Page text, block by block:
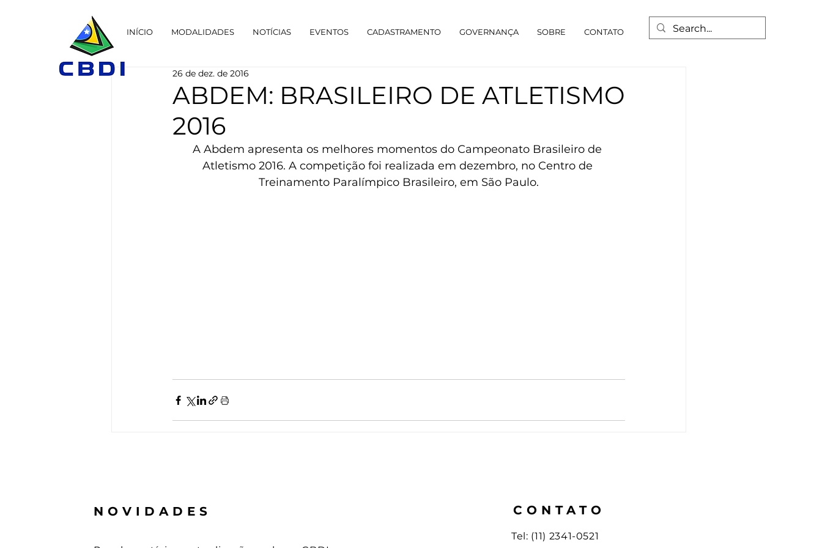
INÍCIO MODALIDADES NOTÍCIAS EVENTOS CADASTRAMENTO GOVERNANÇA SOBRE CONTATO
ABDEM: BRASILEIRO DE ATLETISMO
2016
26 de dez. de 2016
A Abdem apresenta os melhores momentos do Campeonato Brasileiro de
Atletismo 2016. A competição foi realizada em dezembro, no Centro de
Treinamento Paralímpico Brasileiro, em São Paulo.
NOVIDADES CONTATO
Tel: (11) 2341-0521